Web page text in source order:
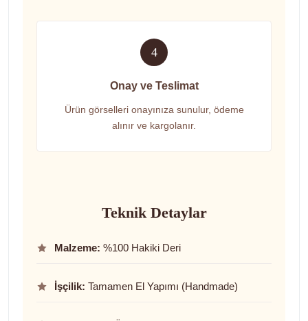
4
Onay ve Teslimat
Ürün görselleri onayınıza sunulur, ödeme
alınır ve kargolanır.
Teknik Detaylar
Malzeme: %100 Hakiki Deri
İşçilik: Tamamen El Yapımı (Handmade)